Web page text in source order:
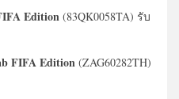
Edition (83QK0058TA) รับ
FIFA Edition (ZAG60282TH)